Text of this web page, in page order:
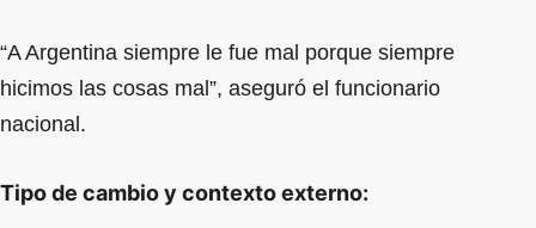
“A Argentina siempre le fue mal porque siempre
hicimos las cosas mal”, aseguró el funcionario
nacional.
Tipo de cambio y contexto externo: